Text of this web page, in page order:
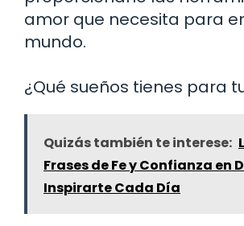
amor que necesita para
mundo.
¿Qué sueños tienes para
Quizás también te interese:
Frases de Fe y Confianza en
Inspirarte Cada Día